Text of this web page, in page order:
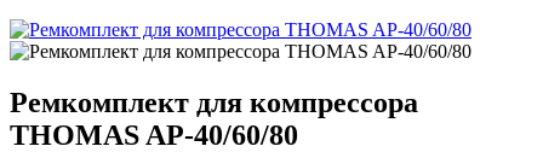
Ремкомплект для компрессора
THOMAS AP-40/60/80